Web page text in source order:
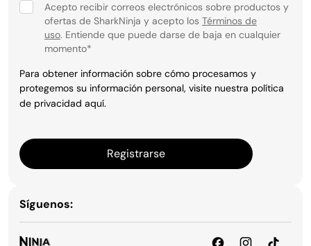
Acepto recibir correos electrónicos sobre productos y
ofertas de SharkNinja y acepto los Términos de
uso. Entiende que puede darse de baja en cualquier
momento*
Para obtener información sobre cómo procesamos y
protegemos su información personal, visite nuestra política
de privacidad aquí.
Registrarse
Síguenos: